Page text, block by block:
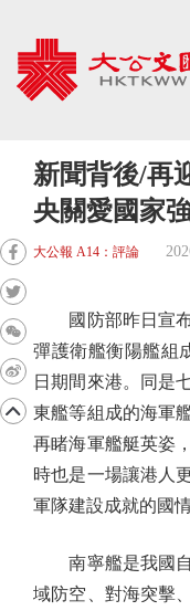
新聞背後/再
央關愛國家
大公報 A14：評論
國防部昨日宣布
彈護衛艦衡陽艦組
日期間來港。同是
東艦等組成的海軍
再睹海軍艦艇英姿
時也是一場讓港人
軍隊建設成就的國
南寧艦是我國自
域防空、對海突擊